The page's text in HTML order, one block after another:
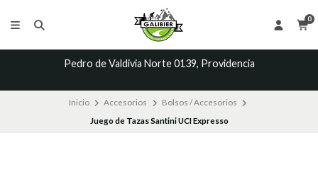
0
Pedro de Valdivia Norte 0139, Providencia
Inicio Accesorios
Bolsos / Accesorios
Juego de Tazas Santini UCI Expresso